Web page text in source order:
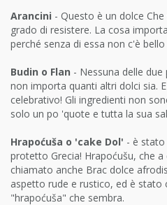
Arancini - Questo è un dolce
grado di resistere. La cosa
perché senza di essa non c'è
Budin o Flan - Nessuna delle
non importa quanti altri dolci sia.
celebrativo! Gli ingredienti non
solo un po 'quote e tutta la sua
Hrapoćuša o 'cake Dol' - è
protetto Grecia! Hrapoćušu, che
chiamato anche Brac dolce
aspetto rude e rustico, ed è stato
"hrapoćuša" che sembra.